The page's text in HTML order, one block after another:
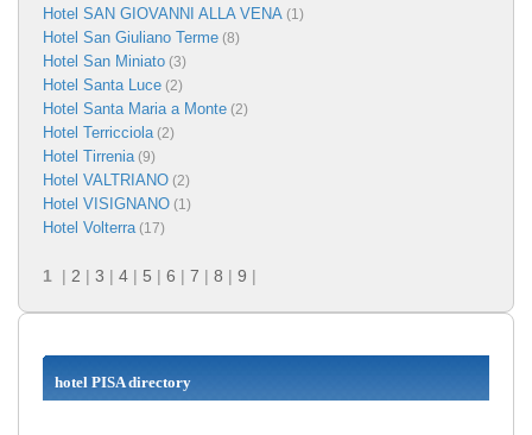
Hotel SAN GIOVANNI ALLA VENA (1)
Hotel San Giuliano Terme (8)
Hotel San Miniato (3)
Hotel Santa Luce (2)
Hotel Santa Maria a Monte (2)
Hotel Terricciola(2)
Hotel Tirrenia(9)
Hotel VALTRIANO (2)
Hotel VISIGNANO (1)
Hotel Volterra(17)
1 | 2 | 3 | 4 | 5 | 6 | 7 | 8 | 9 |
hotel PISA directory